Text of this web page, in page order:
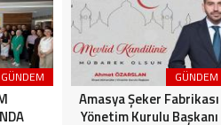
GÜNDEM GÜNDEM
Amasya Şeker Fabrikası
Yönetim Kurulu Başkanı